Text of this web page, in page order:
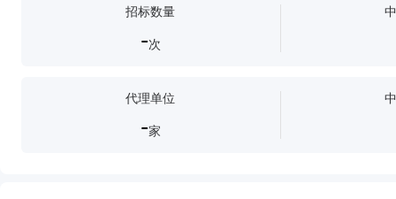
招标数量
-次
代理单位
-家